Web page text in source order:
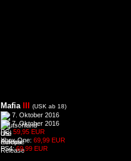
Mafia (USK ab 18)
7. Oktober 2016
7. Oktober 2016
PC: 59,95 EUR
Xbox One: 69,99 EUR
PS4:69,99 EUR